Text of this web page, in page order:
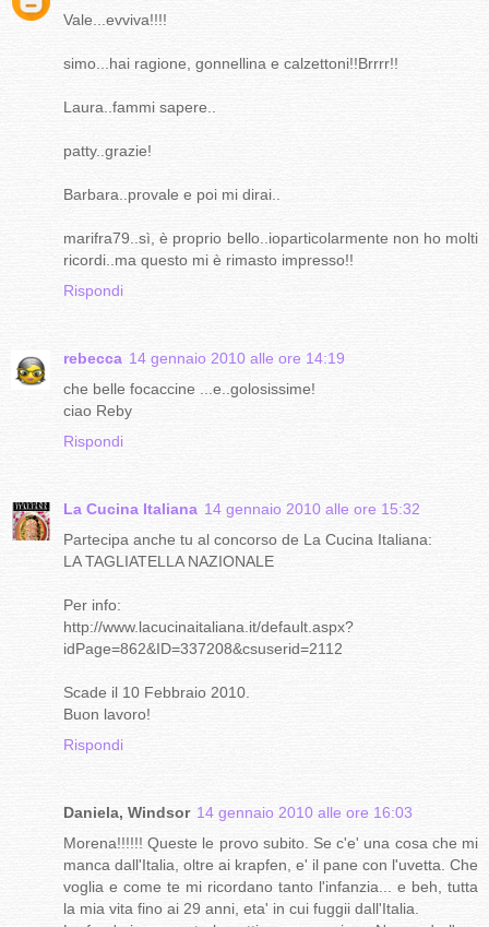
Vale...evviva!!!!
simo...hai ragione, gonnellina e calzettoni!!Brrrr!!
Laura..fammi sapere..
patty..grazie!
Barbara..provale e poi mi dirai..
marifra79..sì, è proprio bello..ioparticolarmente non ho molti
ricordi..ma questo mi è rimasto impresso!!
Rispondi
rebecca 14 gennaio 2010 alle ore 14:19
che belle focaccine ...e..golosissime!
ciao Reby
Rispondi
La Cucina Italiana 14 gennaio 2010 alle ore 15:32
Partecipa anche tu al concorso de La Cucina Italiana:
LA TAGLIATELLA NAZIONALE
Per info:
http://www.lacucinaitaliana.it/default.aspx?
idPage=862&ID=337208&csuserid=2112
Scade il 10 Febbraio 2010.
Buon lavoro!
Rispondi
Daniela, Windsor 14 gennaio 2010 alle ore 16:03
Morena!!!!!! Queste le provo subito. Se c'e' una cosa che mi
manca dall'Italia, oltre ai krapfen, e' il pane con l'uvetta. Che
voglia e come te mi ricordano tanto l'infanzia... e beh, tutta
la mia vita fino ai 29 anni, eta' in cui fuggii dall'Italia.